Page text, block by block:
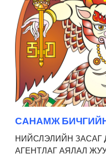
САНАМЖ
НИЙСЛЭЛИЙН ЗАСАГ
АГЕНТЛАГ АЯЛАЛ